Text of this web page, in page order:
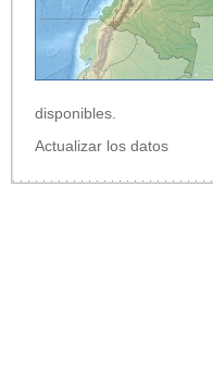
disponibles.
Actualizar los datos